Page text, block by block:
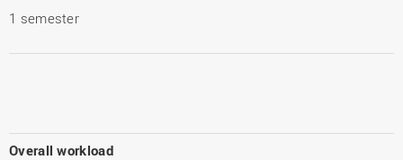
1 semester
Overall workload